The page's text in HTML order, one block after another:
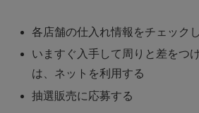
各店舗の仕入れ情報をチェック
いますぐ入手して周りと差をつ
は、ネットを利用する
抽選販売に応募する